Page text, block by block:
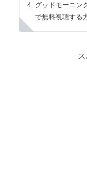
グッドモーニン
で無料視聴する